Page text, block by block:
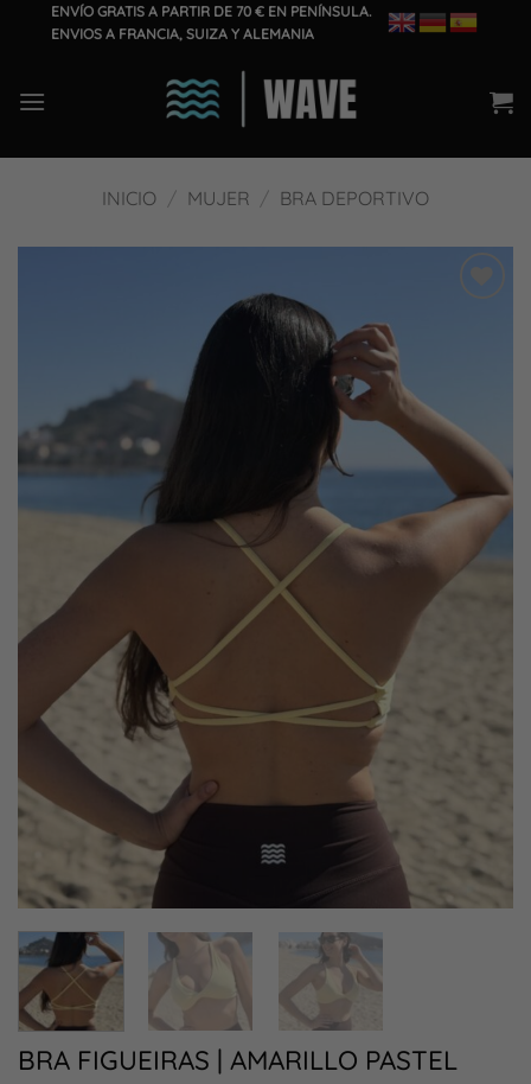
ENVÍO GRATIS A PARTIR DE 70 € EN PENÍNSULA.
ENVIOS A FRANCIA, SUIZA Y ALEMANIA
INICIO / MUJER / BRA DEPORTIVO
BRA FIGUEIRAS | AMARILLO PASTEL